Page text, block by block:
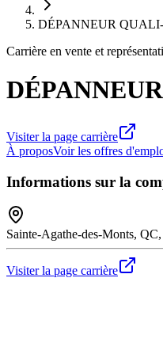
DÉPANNEUR
Carrière en vente et
Visiter la page carrière
À proposVoir les offres
Informations sur la
Sainte-Agathe-des-Monts,
Visiter la page carrière